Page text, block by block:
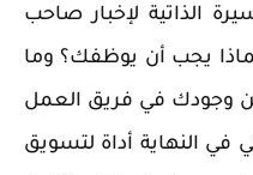
الذاتية لإخبار صاحب
يجب أن يوظفك؟ وما
وجودك في فريق العمل
في النهاية أداة لتسويق